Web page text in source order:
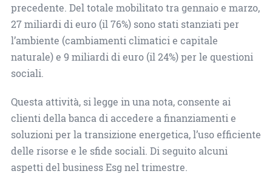
precedente. Del totale mobilitato tra gennaio e marzo,
27 miliardi di euro (il 76%) sono stati stanziati per
l’ambiente (cambiamenti climatici e capitale
naturale) e 9 miliardi di euro (il 24%) per le questioni
sociali.
Questa attività, si legge in una nota, consente ai
clienti della banca di accedere a finanziamenti e
soluzioni per la transizione energetica, l’uso efficiente
delle risorse e le sfide sociali. Di seguito alcuni
aspetti del business Esg nel trimestre.